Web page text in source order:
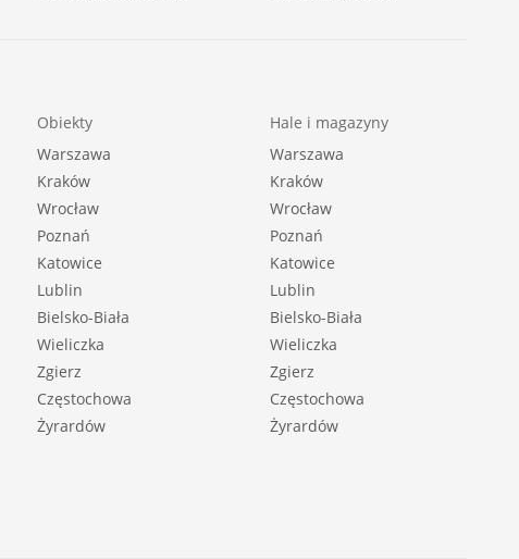
Obiekty
Warszawa
Kraków
Wrocław
Poznań
Katowice
Lublin
Bielsko-Biała
Wieliczka
Zgierz
Częstochowa
Żyrardów
Hale i magazyny
Warszawa
Kraków
Wrocław
Poznań
Katowice
Lublin
Bielsko-Biała
Wieliczka
Zgierz
Częstochowa
Żyrardów